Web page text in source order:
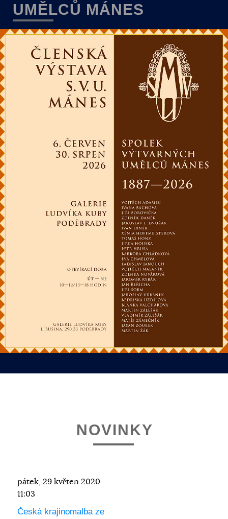
UMĚLCŮ MÁNES
NOVINKY
pátek, 29 květen 2020
11:03
Česká krajinomalba ze